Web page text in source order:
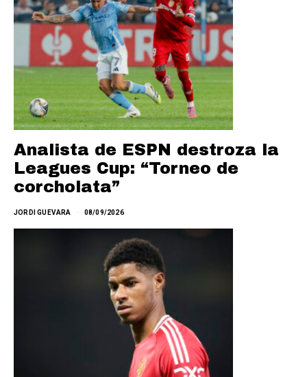
Analista de ESPN destroza la
Leagues Cup: “Torneo de
corcholata”
JORDI GUEVARA 08/09/2026